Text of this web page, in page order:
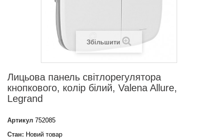
Збільшити
Лицьова панель світлорегулятора
кнопкового, колір білий, Valena Allure,
Legrand
Артикул 752085
Стан: Новий товар